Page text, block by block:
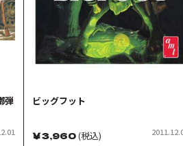
弾
ビッグフット
￥3,960(税込)